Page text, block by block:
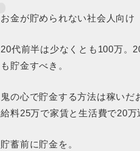
お金が貯められない社会人向け
20代前半は少なくとも100万。
も貯金すべき。
鬼の心で貯金する方法は稼いだ
給料25万で家賃と生活費で20
貯蓄前に貯金を。